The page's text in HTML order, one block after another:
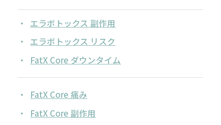
エラボトックス 副作用
エラボトックス リスク
FatX Core ダウンタイム
FatX Core 痛み
FatX Core 副作用